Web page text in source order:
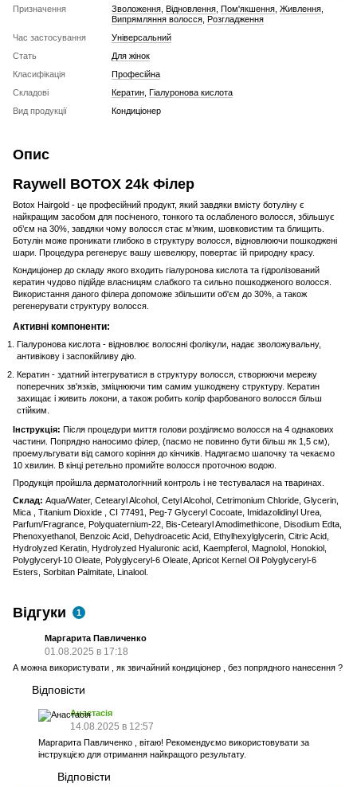
Призначення
Зволоження Відновлення Пом'якшення Живлення
Випрямляння волосся Розгладження
Час застосування
Універсальний
Стать
Для жінок
Класифікація
Професійна
Складові
Кератин Гіалуронова кислота
Вид продукції
Кондиціонер
Опис
Raywell BOTOX 24k Філер
Botox Hairgold - це професійний продукт, який завдяки вмісту ботуліну є
найкращим засобом для посіченого, тонкого та ослабленого волосся, збільшує
об’єм на 30%, завдяки чому волосся стає м’яким, шовковистим та блищить.
Ботулін може проникати глибоко в структуру волосся, відновлюючи пошкоджені
шари. Процедура регенерує вашу шевелюру, повертає їй природну красу.
Кондиціонер до складу якого входить гіалуронова кислота та гідролізований
кератин чудово підійде власницям слабкого та сильно пошкодженого волосся.
Використання даного філера допоможе збільшити об'єм до 30%, а також
регенерувати структуру волосся.
Активні компоненти:
Гіалуронова кислота - відновлює волосяні фолікули, надає зволожувальну,
антивікову і заспокійливу дію.
Кератин - здатний інтегруватися в структуру волосся, створюючи мережу
поперечних зв'язків, зміцнюючи тим самим ушкоджену структуру. Кератин
захищає і живить локони, а також робить колір фарбованого волосся більш
стійким.
Інструкція: Після процедури миття голови розділяємо волосся на 4 однакових
частини. Попрядно наносимо філер, (пасмо не повинно бути більш як 1,5 см),
проемульгувати від самого коріння до кінчиків. Надягаємо шапочку та чекаємо
10 хвилин. В кінці ретельно промийте волосся проточною водою.
Продукція пройшла дерматологічний контроль і не тестувалася на тваринах.
Склад: Aqua/Water, Cetearyl Alcohol, Cetyl Alcohol, Cetrimonium Chloride, Glycerin,
Mica , Titanium Dioxide , CI 77491, Peg-7 Glyceryl Cocoate, Imidazolidinyl Urea,
Parfum/Fragrance, Polyquaternium-22, Bis-Cetearyl Amodimethicone, Disodium Edta,
Phenoxyethanol, Benzoic Acid, Dehydroacetic Acid, Ethylhexylglycerin, Citric Acid,
Hydrolyzed Keratin, Hydrolyzed Hyaluronic acid, Kaempferol, Magnolol, Honokiol,
Polyglyceryl-10 Oleate, Polyglyceryl-6 Oleate, Apricot Kernel Oil Polyglyceryl-6
Esters, Sorbitan Palmitate, Linalool.
Відгуки 1
Маргарита Павличенко
01.08.2025 в 17:18
А можна використувати , як звичайний кондиціонер , без попрядного нанесення ?
Відповісти
Анастасія
14.08.2025 в 12:57
Маргарита Павличенко , вітаю! Рекомендуємо використовувати за
інструкцією для отримання найкращого результату.
Відповісти